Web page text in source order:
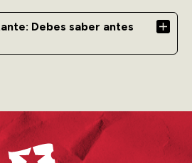
de boletos en el área ADA,
el Coca-Cola Music Hall al
Debes saber antes
Ticketera